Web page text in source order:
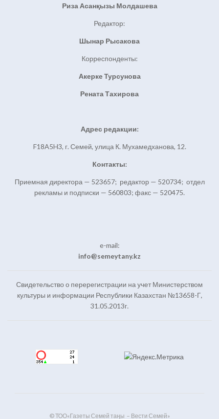
Риза Асанқызы Молдашева
Редактор:
Шынар Рысакова
Корреспонденты:
Акерке Турсунова
Рената Тахирова
Адрес редакции:
F18A5H3, г. Семей, улица К. Мухамедханова, 12.
Контакты:
Приемная директора — 523657; редактор — 520734; отдел
рекламы и подписки — 560803; факс — 520475.
e-mail:
info@semeytany.kz
Свидетельство о перерегистрации на учет Министерством
культуры и информации Республики Казахстан №13658-Г,
31.05.2013г.
© ТОО«Газеты Семей таңы – Вести Семей»